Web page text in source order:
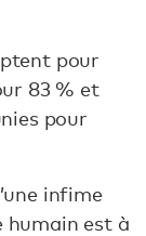
pour
83 % et
pour
infime
humain est à